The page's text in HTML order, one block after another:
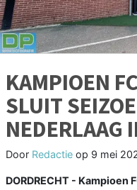
KAMPIOEN
SLUIT
NEDERLAAG
Door Redactie op 9 mei
DORDRECHT -